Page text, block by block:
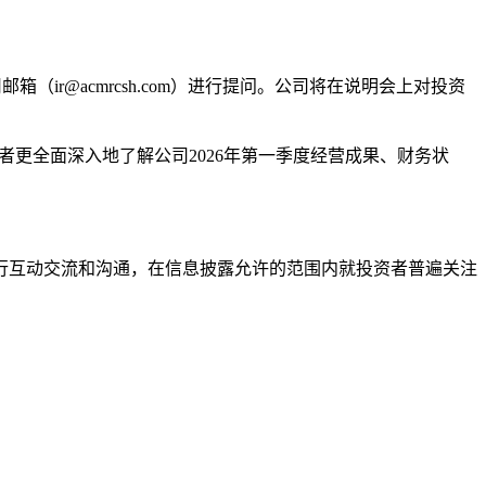
箱（ir@acmrcsh.com）进行提问。公司将在说明会上对投资
更全面深入地了解公司2026年第一季度经营成果、财务状
动交流和沟通，在信息披露允许的范围内就投资者普遍关注